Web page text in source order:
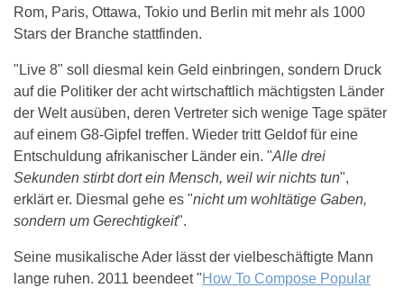
Rom, Paris, Ottawa, Tokio und Berlin mit mehr als 1000
Stars der Branche stattfinden.
"Live 8" soll diesmal kein Geld einbringen, sondern Druck
auf die Politiker der acht wirtschaftlich mächtigsten Länder
der Welt ausüben, deren Vertreter sich wenige Tage später
auf einem G8-Gipfel treffen. Wieder tritt Geldof für eine
Entschuldung afrikanischer Länder ein. "Alle drei
Sekunden stirbt dort ein Mensch, weil wir nichts tun",
erklärt er. Diesmal gehe es "nicht um wohltätige Gaben,
sondern um Gerechtigkeit".
Seine musikalische Ader lässt der vielbeschäftigte Mann
lange ruhen. 2011 beendeet "How To Compose Popular